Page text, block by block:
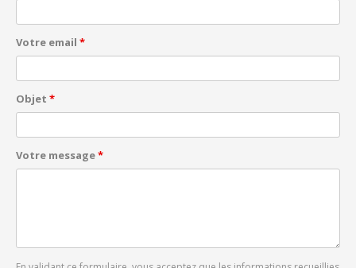
Votre email *
Objet *
Votre message*